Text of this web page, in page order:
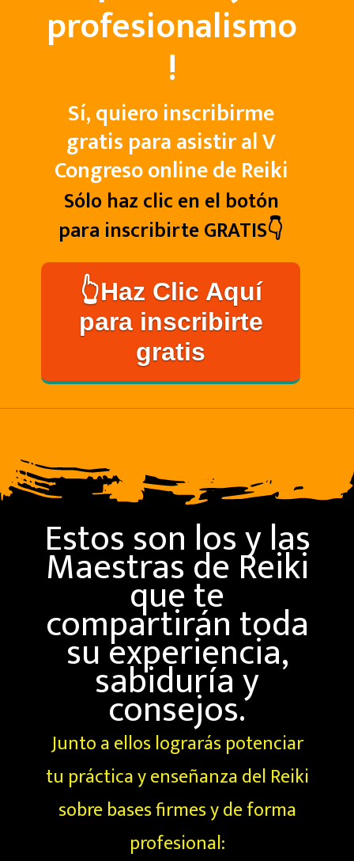
profesionalismo
!
Sí, quiero inscribirme
gratis para asistir al V
Congreso online de Reiki
Sólo haz clic en el botón
para inscribirte GRATIS👇
👆Haz Clic Aquí
para inscribirte
gratis
Estos son los y las
Maestras de Reiki
que te
compartirán toda
su experiencia,
sabiduría y
consejos.
Junto a ellos lograrás potenciar
tu práctica y enseñanza del Reiki
sobre bases firmes y de forma
profesional: